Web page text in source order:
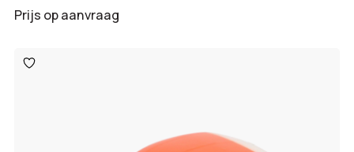
Prijs op aanvraag
Toevoegen
aan